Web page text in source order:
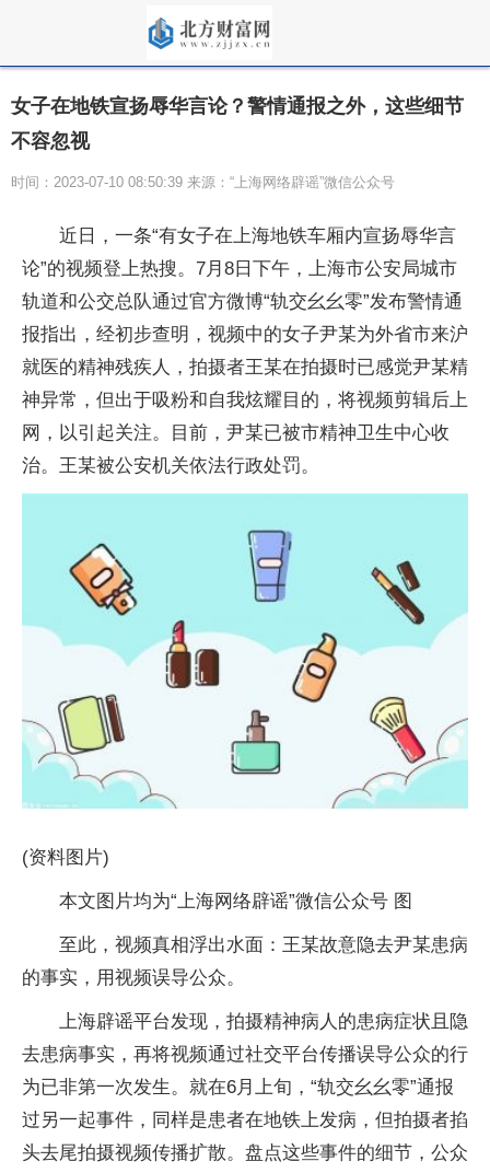
女子在地铁宣扬辱华言论？警情通报之外，这些细节
不容忽视
时间：2023-07-10 08:50:39 来源：“上海网络辟谣”微信公众号
近日，一条“有女子在上海地铁车厢内宣扬辱华言
论”的视频登上热搜。7月8日下午，上海市公安局城市
轨道和公交总队通过官方微博“轨交幺幺零”发布警情通
报指出，经初步查明，视频中的女子尹某为外省市来沪
就医的精神残疾人，拍摄者王某在拍摄时已感觉尹某精
神异常，但出于吸粉和自我炫耀目的，将视频剪辑后上
网，以引起关注。目前，尹某已被市精神卫生中心收
治。王某被公安机关依法行政处罚。
(资料图片)
本文图片均为“上海网络辟谣”微信公众号 图
至此，视频真相浮出水面：王某故意隐去尹某患病
的事实，用视频误导公众。
上海辟谣平台发现，拍摄精神病人的患病症状且隐
去患病事实，再将视频通过社交平台传播误导公众的行
为已非第一次发生。就在6月上旬，“轨交幺幺零”通报
过另一起事件，同样是患者在地铁上发病，但拍摄者掐
头去尾拍摄视频传播扩散。盘点这些事件的细节，公众